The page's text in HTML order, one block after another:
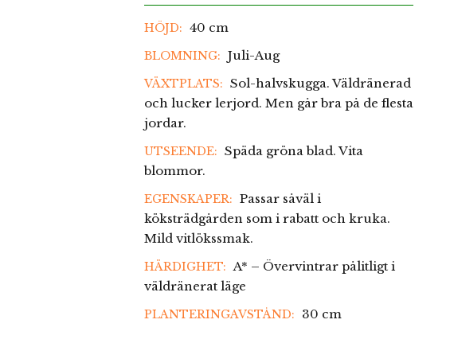
HÖJD: 40 cm
BLOMNING: Juli-Aug
VÄXTPLATS: Sol-halvskugga. Väldränerad
och lucker lerjord. Men går bra på de flesta
jordar.
UTSEENDE: Späda gröna blad. Vita
blommor.
EGENSKAPER: Passar såväl i
köksträdgården som i rabatt och kruka.
Mild vitlökssmak.
HÄRDIGHET: A* – Övervintrar pålitligt i
väldränerat läge
PLANTERINGAVSTÅND: 30 cm